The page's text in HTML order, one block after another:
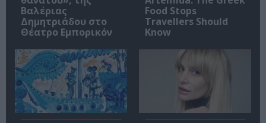
Βαλέριας
Δημητριάδου στο
Θέατρο Εμπορικόν
Food Stops
Travellers Should
Know